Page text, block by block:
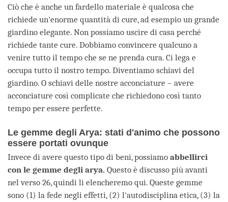
Ciò che è anche un fardello materiale è qualcosa che
richiede un'enorme quantità di cure, ad esempio un grande
giardino elegante. Non possiamo uscire di casa perché
richiede tante cure. Dobbiamo convincere qualcuno a
venire tutto il tempo che se ne prenda cura. Ci lega e
occupa tutto il nostro tempo. Diventiamo schiavi del
giardino. O schiavi delle nostre acconciature – avere
acconciature così complicate che richiedono così tanto
tempo per essere perfette.
Le gemme degli Arya: stati d'animo che possono
essere portati ovunque
Invece di avere questo tipo di beni, possiamo abbellirci
con le gemme degli arya. Questo è discusso più avanti
nel verso 26, quindi li elencheremo qui. Queste gemme
sono (1) la fede negli effetti, (2) l'autodisciplina etica, (3) la